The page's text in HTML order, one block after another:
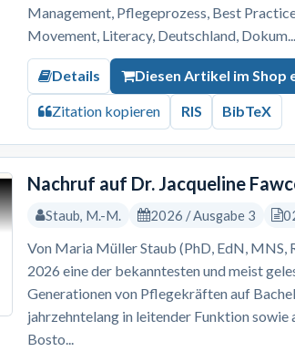
Management, Pflegeprozess, Best
Movement, Literacy, Deutschland, Dokum...
Details Diesen Artikel im Shop
Zitation kopieren RIS BibTeX
Nachruf auf Dr. Jacqueline
Staub, M.-M. 2026 / Ausgabe 3
Von Maria Müller Staub (PhD, EdN,
2026 eine der bekanntesten und meist
Generationen von Pflegekräften auf
jahrzehntelang in leitender Funktion
Bosto...